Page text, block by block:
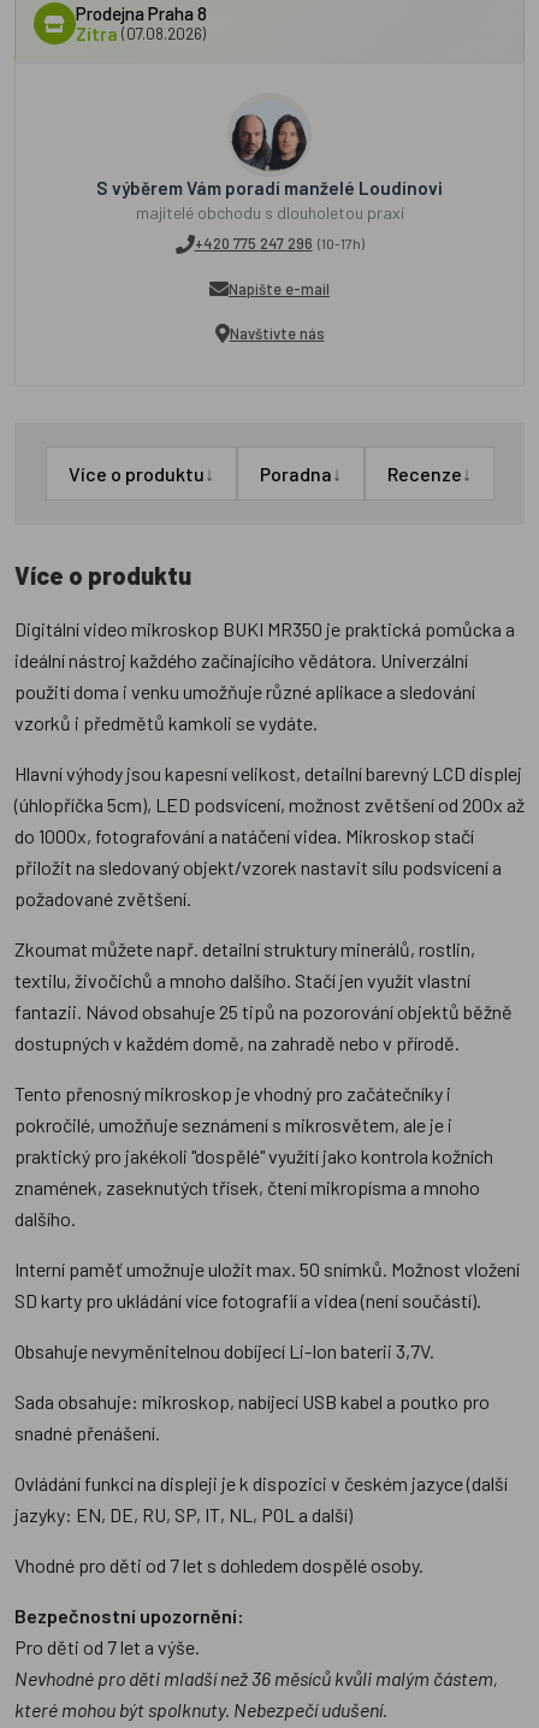
Prodejna Praha 8
Zítra (07.08.2026)
S výběrem Vám poradí manželé Loudínovi
majitelé obchodu s dlouholetou praxí
+420 775 247 296 (10-17h)
Napište e-mail
Navštivte nás
Více o produktu↓ Poradna↓ Recenze↓
Více o produktu
Digitální video mikroskop BUKI MR350 je praktická pomůcka a
ideální nástroj každého začínajícího vědátora. Univerzální
použití doma i venku umožňuje různé aplikace a sledování
vzorků i předmětů kamkoli se vydáte.
Hlavní výhody jsou kapesní velikost, detailní barevný LCD displej
(úhlopříčka 5cm), LED podsvícení, možnost zvětšení od 200x až
do 1000x, fotografování a natáčení videa. Mikroskop stačí
přiložit na sledovaný objekt/vzorek nastavit sílu podsvícení a
požadované zvětšení.
Zkoumat můžete např. detailní struktury minerálů, rostlin,
textilu, živočichů a mnoho dalšího. Stačí jen využít vlastní
fantazii. Návod obsahuje 25 tipů na pozorování objektů běžně
dostupných v každém domě, na zahradě nebo v přírodě.
Tento přenosný mikroskop je vhodný pro začátečníky i
pokročilé, umožňuje seznámení s mikrosvětem, ale je i
praktický pro jakékoli "dospělé" využítí jako kontrola kožních
znamének, zaseknutých třísek, čtení mikropísma a mnoho
dalšího.
Interní paměť umožnuje uložit max. 50 snímků. Možnost vložení
SD karty pro ukládání více fotografií a videa (není součástí).
Obsahuje nevyměnitelnou dobíjecí Li-Ion baterii 3,7V.
Sada obsahuje: mikroskop, nabíjecí USB kabel a poutko pro
snadné přenášení.
Ovládání funkcí na displeji je k dispozici v českém jazyce (další
jazyky: EN, DE, RU, SP, IT, NL, POL a další)
Vhodné pro děti od 7 let s dohledem dospělé osoby.
Bezpečnostní upozornění:
Pro děti od 7 let a výše.
Nevhodné pro děti mladší než 36 měsíců kvůli malým částem,
které mohou být spolknuty. Nebezpečí udušení.